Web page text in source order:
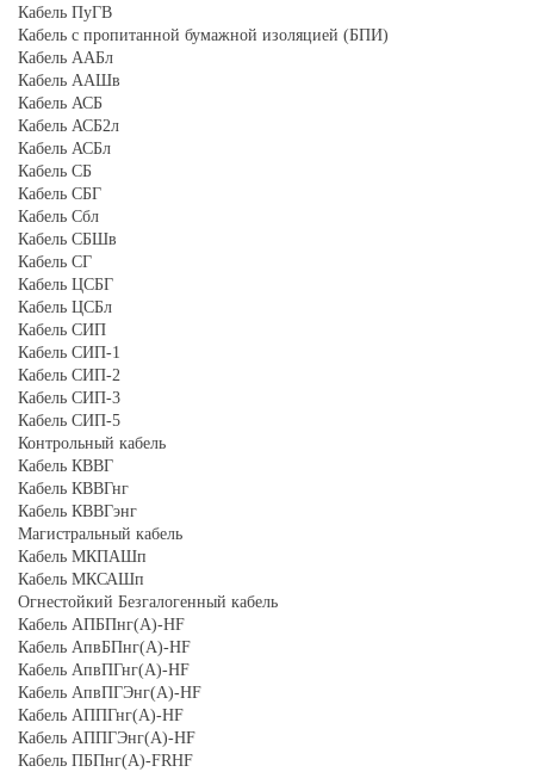
Кабель ПуГВ
Кабель с пропитанной бумажной изоляцией (БПИ)
Кабель ААБл
Кабель ААШв
Кабель АСБ
Кабель АСБ2л
Кабель АСБл
Кабель СБ
Кабель СБГ
Кабель Сбл
Кабель СБШв
Кабель СГ
Кабель ЦСБГ
Кабель ЦСБл
Кабель СИП
Кабель СИП-1
Кабель СИП-2
Кабель СИП-3
Кабель СИП-5
Контрольный кабель
Кабель КВВГ
Кабель КВВГнг
Кабель КВВГэнг
Магистральный кабель
Кабель МКПАШп
Кабель МКСАШп
Огнестойкий Безгалогенный кабель
Кабель АПБПнг(А)-HF
Кабель АпвБПнг(А)-HF
Кабель АпвПГнг(А)-HF
Кабель АпвПГЭнг(А)-HF
Кабель АППГнг(А)-HF
Кабель АППГЭнг(А)-HF
Кабель ПБПнг(А)-FRHF